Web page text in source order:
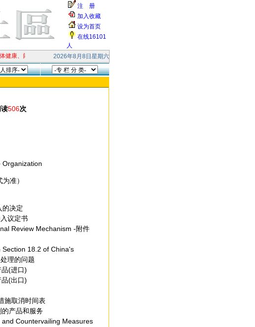
注 册
加入收藏
设为首页
在线16101
人
健康、阖家快乐！ 本站受到大量的无效smtp连接和垃圾邮件的攻击，响应缓慢，请各位网
2026年8月8日星期六
506次
Organization
准）
的决定
议定书
Review Mechanism -附件
18.2 of China's
理的问题
(进口)
(出口)
施取消时间表
产品和服务
Countervailing Measures